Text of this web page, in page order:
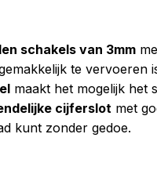
schakels van 3mm
te vervoeren
maakt het mogelijk het
cijferslot met
kunt zonder gedoe.